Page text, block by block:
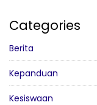
Categories
Berita
Kepanduan
Kesiswaan